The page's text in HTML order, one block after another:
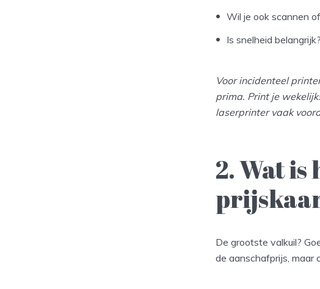
Wil je ook scannen
Is snelheid belangrijk?
Voor incidenteel
prima. Print je
laserprinter vaak
2. Wat
De grootste valkuil?
de aanschafprijs, maar